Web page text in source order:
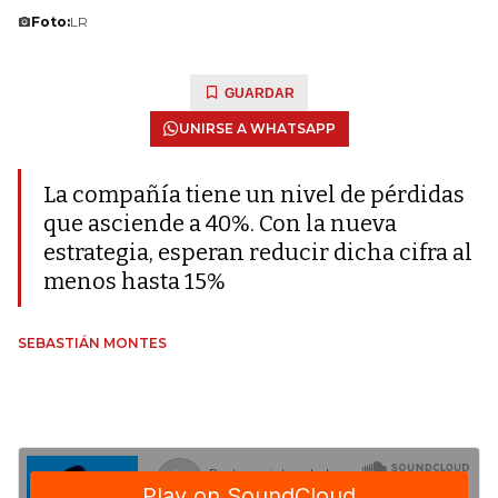
Foto:LR
GUARDAR
UNIRSE A WHATSAPP
La compañía tiene un nivel de pérdidas
que asciende a 40%. Con la nueva
estrategia, esperan reducir dicha cifra al
menos hasta 15%
SEBASTIÁN MONTES